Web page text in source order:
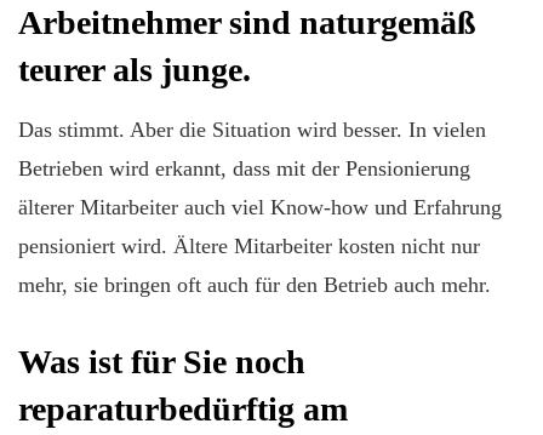
Arbeitnehmer sind naturgemäß
teurer als junge.
Das stimmt. Aber die Situation wird besser. In vielen
Betrieben wird erkannt, dass mit der Pensionierung
älterer Mitarbeiter auch viel Know-how und Erfahrung
pensioniert wird. Ältere Mitarbeiter kosten nicht nur
mehr, sie bringen oft auch für den Betrieb auch mehr.
Was ist für Sie noch
reparaturbedürftig am